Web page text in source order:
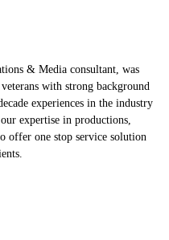
& Media consultant, was
with strong background
experiences in the industry
expertise in productions,
offer one stop service solution